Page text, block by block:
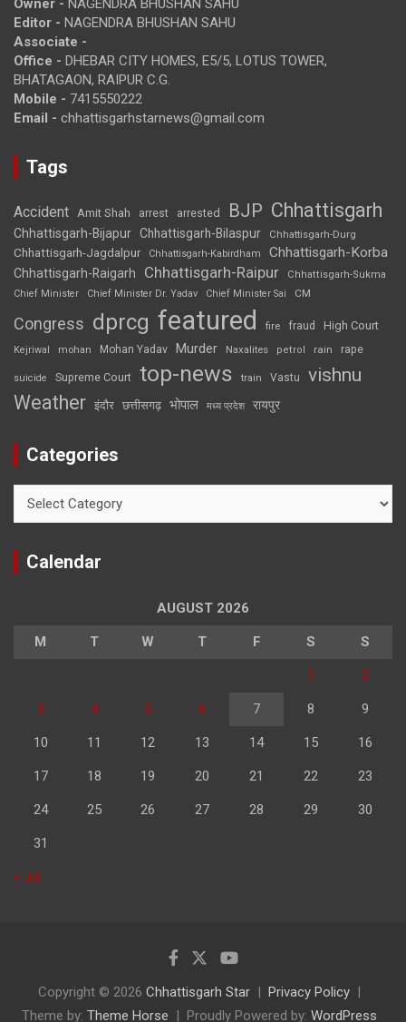
Owner - NAGENDRA BHUSHAN SAHU
Editor - NAGENDRA BHUSHAN SAHU
Associate -
Office - DHEBAR CITY HOMES, E5/5, LOTUS TOWER,
BHATAGAON, RAIPUR C.G.
Mobile - 7415550222
Email - chhattisgarhstarnews@gmail.com
Tags
Accident Amit Shah arrest arrested BJP Chhattisgarh
Chhattisgarh-Bijapur Chhattisgarh-Bilaspur Chhattisgarh-Durg
Chhattisgarh-Jagdalpur Chhattisgarh-Kabirdham Chhattisgarh-Korba
Chhattisgarh-Raigarh Chhattisgarh-Raipur
Chhattisgarh-Sukma
Chief Minister
Chief Minister Dr. Yadav Chief Minister Sai CM
Congress dprcg featured fire fraud High Court
Kejriwal mohan Mohan Yadav Murder Naxalites petrol rain rape
suicide Supreme Court top-news train Vastu vishnu
Weather इंदौर छत्तीसगढ़ भोपाल मध्य प्रदेश रायपुर
Categories
Calendar
AUGUST 2026
M T W T F S S
1 2
3 4 5 6 7 8 9
10 11 12 13 14 15 16
17 18 19 20 21 22 23
24 25 26 27 28 29 30
31
« Jul
Copyright © 2026 Chhattisgarh Star
Privacy Policy
Theme by: Theme Horse Proudly Powered by: WordPress